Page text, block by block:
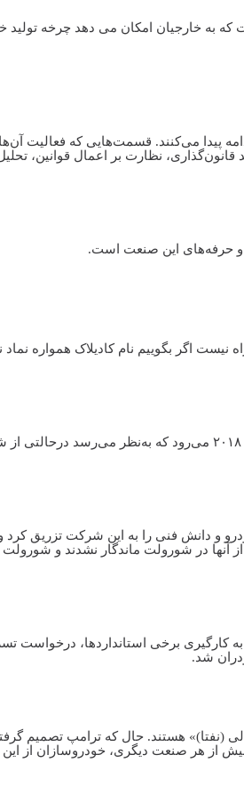
که به خارجیان امکان می دهد چرخه تولید
پیدا می‌کنند. قسمت‌هایی که فعالیت‌ آن‌ها
قانون‌گذاری، نظارت بر اعمال قوانین،
و حرفه‌های این صنعت است.
اگر بگوییم نام کادیلاک همواره نماد
پدال نیوز: صنعت خودرو در حالی پا به سال نو میلادی می‌گذارد و به استقبال مدل‌های ۲۰۱۸ می‌رود که به‌نظر می‌رسد
دانش فنی را به این شرکت تزریق کرد و
آنها در شورولت ماندگار نشدند و شورولت
کارگیری برخی استانداردها، درخواست
(نفتا)» هستند. حال که ترامپ تصمیم
از هر صنعت دیگری، خودروسازان از این